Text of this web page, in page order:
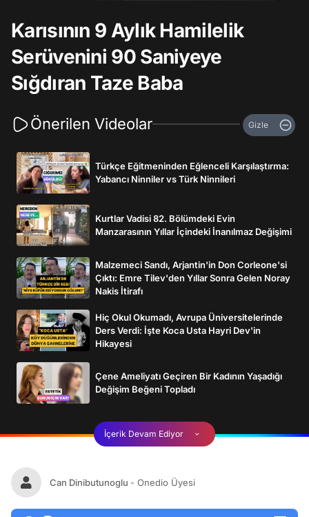
Karısının 9 Aylık Hamilelik
Serüvenini 90 Saniyeye
Sığdıran Taze Baba
Önerilen Videolar Gizle
Türkçe Eğitmeninden Eğlenceli Karşılaştırma:
Yabancı Ninniler vs Türk Ninnileri
Kurtlar Vadisi 82. Bölümdeki Evin
Manzarasının Yıllar İçindeki İnanılmaz Değişimi
Malzemeci Sandı, Arjantin'in Don Corleone'si
Çıktı: Emre Tilev'den Yıllar Sonra Gelen Noray
Nakis İtirafı
Hiç Okul Okumadı, Avrupa Üniversitelerinde
Ders Verdi: İşte Koca Usta Hayri Dev'in
Hikayesi
Çene Ameliyatı Geçiren Bir Kadının Yaşadığı
Değişim Beğeni Topladı
İçerik Devam Ediyor
Can Dinibutunoglu - Onedio Üyesi